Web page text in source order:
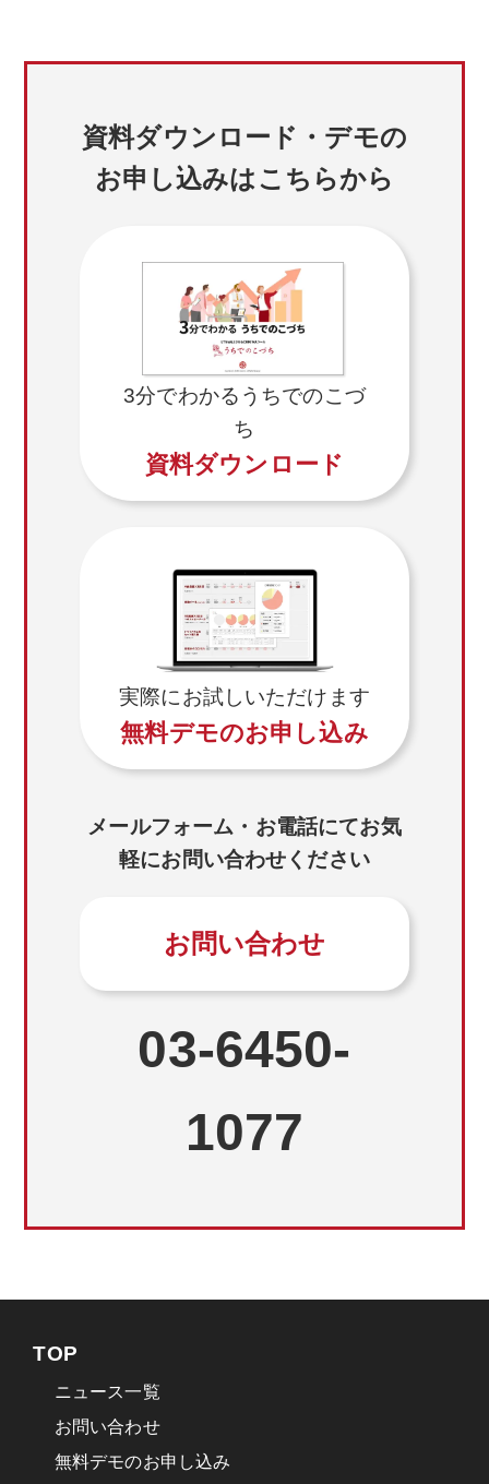
1.個人情報の取扱いについて
(1)個人情報
ールアドレス等、ご利用者個人を識別できる情
報を意味します。また、これらのうちの１つ或
いは２つ以上を組合すことによって、特定の個
人を識別する、或いは識別し得る情報を指すも
のと致します。なお、本人とは、上記の個人情
報から識別され得るご本人のことを指すものと
(2)個人情報の利用目的
ご利用者の個人情報は、各種お問い合わせ、採
おけるサービスの提供に必要な場合にのみご提
供いただきます。 ご利用者にご提供いただいた
個人情報は、明示した利用目的の範囲内で利用
するものとし、個人情報をご利用者の同意なく
利用目的以外に利用することはございません。
ただし、サービス向上のために必要な範囲で統
計データ、匿名加工情報、マーケティングデー
タとして、ご利用者を識別できない状態で利用
することがございます。
する契約の履行
・お客様との商談、打合せのための連絡
・弊社製品のアフターサービスの提供
・弊社サービスに関する各種お問い合わせへの
上させるための分析
・弊社サービスに対する支払いの処理及び管理
・弊社の既存サービス、新サービスに関する研
お知らせをお届けする等、マーケティングでの
(3)個人情報の提供
除き、第三者に開示したり、提供することは一
切いたしません。
a.ご利用者の同意がある場合
資料ダウンロード・デモの
お申し込みはこちらから
3分でわかるうちでのこづ
ち
資料ダウンロード
実際にお試しいただけます
無料デモのお申し込み
メールフォーム・お電話にてお気
軽にお問い合わせください
お問い合わせ
03-6450-
1077
TOP
ニュース一覧
お問い合わせ
無料デモのお申し込み